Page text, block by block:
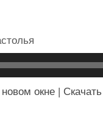
окне | Скачать